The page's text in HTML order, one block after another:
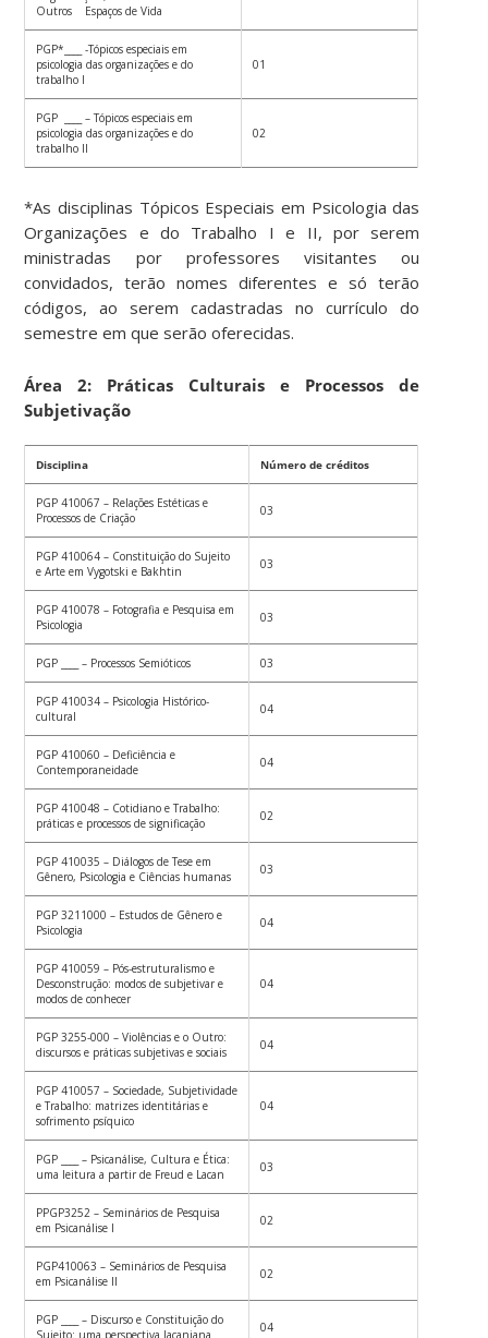
Outros Espaços de Vida
PGP*____ -Tópicos especiais em
psicologia das organizações e do
trabalho I
01
PGP ____ – Tópicos especiais em
psicologia das organizações e do
trabalho II
02
*As disciplinas Tópicos Especiais em Psicologia das
Organizações e do Trabalho I e II, por serem
ministradas por professores visitantes ou
convidados, terão nomes diferentes e só terão
códigos, ao serem cadastradas no currículo do
semestre em que serão oferecidas.
Área 2: Práticas Culturais e Processos de
Subjetivação
Disciplina Número de créditos
PGP 410067 – Relações Estéticas e
Processos de Criação
03
PGP 410064 – Constituição do Sujeito
e Arte em Vygotski e Bakhtin
03
PGP 410078 – Fotografia e Pesquisa em
Psicologia
03
PGP ____ – Processos Semióticos 03
PGP 410034 – Psicologia Histórico-
cultural
04
PGP 410060 – Deficiência e
Contemporaneidade
04
PGP 410048 – Cotidiano e Trabalho:
práticas e processos de significação
02
PGP 410035 – Diálogos de Tese em
Gênero, Psicologia e Ciências humanas
03
PGP 3211000 – Estudos de Gênero e
Psicologia
04
PGP 410059 – Pós-estruturalismo e
Desconstrução: modos de subjetivar e
modos de conhecer
04
PGP 3255-000 – Violências e o Outro:
discursos e práticas subjetivas e sociais
04
PGP 410057 – Sociedade, Subjetividade
e Trabalho: matrizes identitárias e
sofrimento psíquico
04
PGP ____ – Psicanálise, Cultura e Ética:
uma leitura a partir de Freud e Lacan
03
PPGP3252 – Seminários de Pesquisa
em Psicanálise I
02
PGP410063 – Seminários de Pesquisa
em Psicanálise II
02
PGP ____ – Discurso e Constituição do
Sujeito: uma perspectiva lacaniana
04